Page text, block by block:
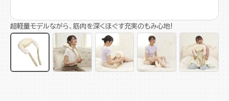
超軽量モデルながら、筋肉を深くほぐす充実のもみ心地!